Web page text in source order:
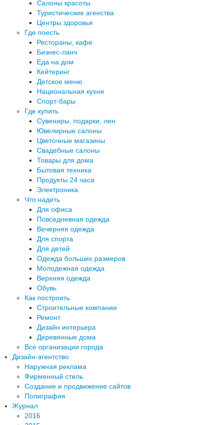
Салоны красоты
Туристические агенства
Центры здоровья
Где поесть
Рестораны, кафе
Бизнес-ланч
Еда на дом
Кейтеринг
Детское меню
Национальная кухня
Спорт-бары
Где купить
Сувениры, подарки, лен
Ювелирные салоны
Цветочные магазины
Свадебные салоны
Товары для дома
Бытовая техника
Продукты 24 часа
Электроника
Что надеть
Для офиса
Повседневная одежда
Вечерняя одежда
Для спорта
Для детей
Одежда больших размеров
Молодежная одежда
Верхняя одежда
Обувь
Как построить
Строительные компании
Ремонт
Дизайн интерьера
Деревянные дома
Все организации города
Дизайн-агентство
Наружная реклама
Фирменный стиль
Создание и продвижение сайтов
Полиграфия
Журнал
2016